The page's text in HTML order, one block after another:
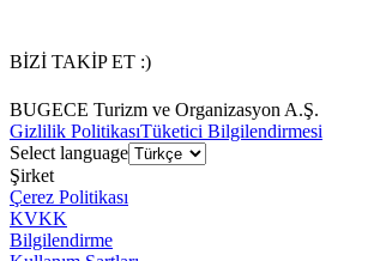
BİZİ TAKİP ET :)
BUGECE Turizm ve Organizasyon A.Ş.
Gizlilik PolitikasıTüketici Bilgilendirmesi
Select language
Şirket
Çerez Politikası
KVKK
Bilgilendirme